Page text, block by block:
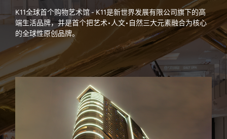
K11全球首个购物艺术馆 - K11是新世界发展有限公司旗下的高
端生活品牌，并是首个把艺术•人文•自然三大元素融合为核心
的全球性原创品牌。